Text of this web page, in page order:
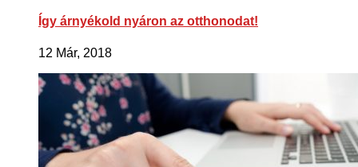
Így árnyékold nyáron az otthonodat!
12 Már, 2018